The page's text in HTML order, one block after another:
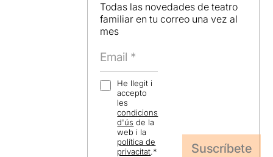
Todas las novedades de teatro
familiar en tu correo una vez al
mes
He llegit i
accepto
les
condicions
d'ús de la
web i la
política de
privacitat.*